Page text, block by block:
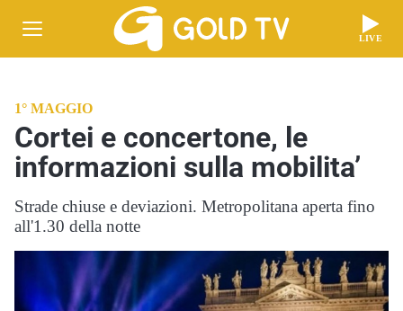
LIVE
1° MAGGIO
Cortei e concertone, le
informazioni sulla mobilita’
Strade chiuse e deviazioni. Metropolitana aperta fino
all'1.30 della notte